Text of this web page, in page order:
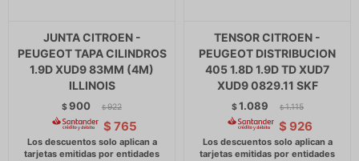
JUNTA CITROEN -
PEUGEOT TAPA CILINDROS
1.9D XUD9 83MM (4M)
ILLINOIS
$900 $ 922
$ 765
TENSOR CITROEN -
PEUGEOT DISTRIBUCION
405 1.8D 1.9D TD XUD7
XUD9 0829.11 SKF
$1.089 $ 1.115
$ 926